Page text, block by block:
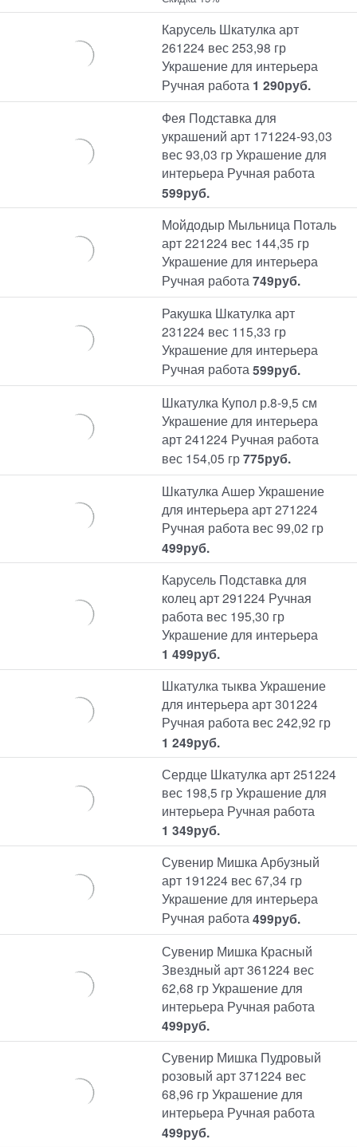
Карусель Шкатулка арт
261224 вес 253,98 гр
Украшение для интерьера
Ручная работа 1 290руб.
Фея Подставка для
украшений арт 171224-93,03
вес 93,03 гр Украшение для
интерьера Ручная работа
599руб.
Мойдодыр Мыльница Поталь
арт 221224 вес 144,35 гр
Украшение для интерьера
Ручная работа 749руб.
Ракушка Шкатулка арт
231224 вес 115,33 гр
Украшение для интерьера
Ручная работа599руб.
Шкатулка Купол р.8-9,5 см
Украшение для интерьера
арт 241224 Ручная работа
вес 154,05 гр775руб.
Шкатулка Ашер Украшение
для интерьера арт 271224
Ручная работа вес 99,02 гр
499руб.
Карусель Подставка для
колец арт 291224 Ручная
работа вес 195,30 гр
Украшение для интерьера
1 499руб.
Шкатулка тыква Украшение
для интерьера арт 301224
Ручная работа вес 242,92 гр
1 249руб.
Сердце Шкатулка арт 251224
вес 198,5 гр Украшение для
интерьера Ручная работа
1 349руб.
Сувенир Мишка Арбузный
арт 191224 вес 67,34 гр
Украшение для интерьера
Ручная работа499руб.
Сувенир Мишка Красный
Звездный арт 361224 вес
62,68 гр Украшение для
интерьера Ручная работа
499руб.
Сувенир Мишка Пудровый
розовый арт 371224 вес
68,96 гр Украшение для
интерьера Ручная работа
499руб.